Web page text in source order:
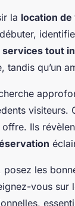
la location
services tout
tandis qu’un
visiteurs.
offre. Ils
posez les
vous sur